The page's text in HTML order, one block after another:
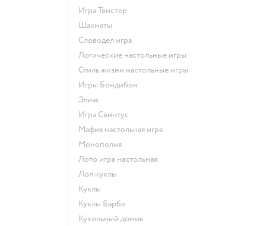
Игра Твистер
Шахматы
Словодел игра
Логические настольные игры
Стиль жизни настольные игры
Игры Бондибон
Элиас
Игра Свинтус
Мафия настольная игра
Монополия
Лото игра настольная
Лол куклы
Куклы
Куклы Барби
Кукольный домик